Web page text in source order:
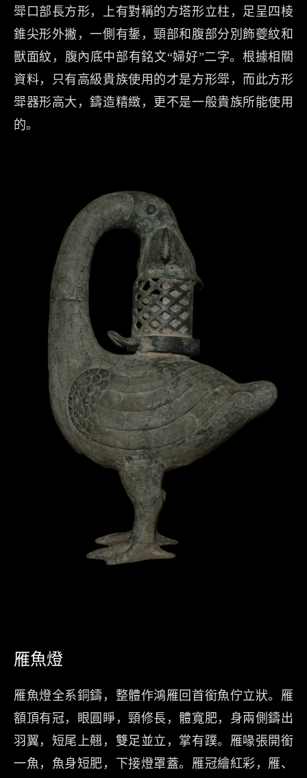
斝口部長方形，上有對稱的方塔形立柱，足呈四棱
錐尖形外撇，一側有鋬，頸部和腹部分別飾夔紋和
獸面紋，腹內底中部有銘文“婦好”二字。根據相關
資料，只有高級貴族使用的才是方形斝，而此方形
斝器形高大，鑄造精緻，更不是一般貴族所能使用
的。
雁魚燈
雁魚燈全系銅鑄，整體作鴻雁回首銜魚佇立狀。雁
額頂有冠，眼圓睜，頸修長，體寬肥，身兩側鑄出
羽翼，短尾上翹，雙足並立，掌有蹼。雁喙張開銜
一魚，魚身短肥，下接燈罩蓋。雁冠繪紅彩，雁、